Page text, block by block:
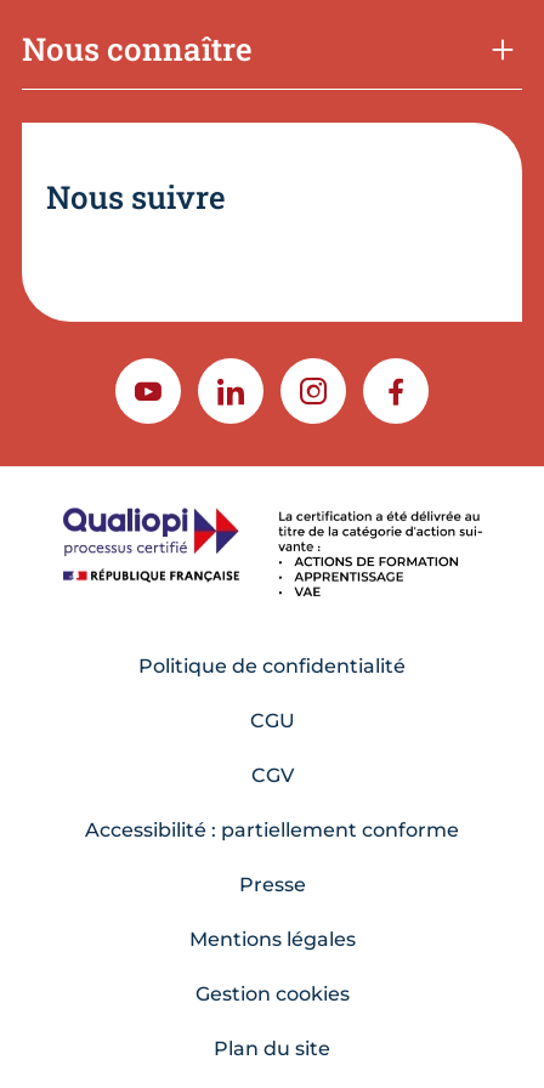
Nous connaître
Nous suivre
YOUTUBELINKEDININSTAGRAMFACEBOOK
Politique de confidentialité
CGU
CGV
Accessibilité : partiellement conforme
Presse
Mentions légales
Gestion cookies
Plan du site